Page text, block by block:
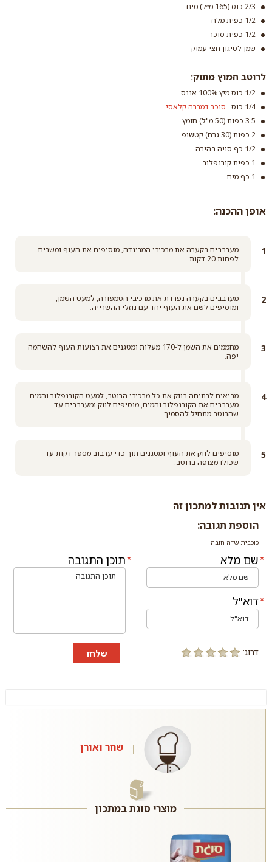
2/3 כוס (165 מ״ל) מים
1/2 כפית מלח
1/2 כפית סוכר
שמן לטיגון חצי עמוק
לרוטב חמוץ מתוק:
1/2 כוס מיץ 100% אננס
1/4 כוס
סוכר דמררה קלאסי
3.5 כפות (50 מ"ל) חומץ
2 כפות (30 גרם) קטשופ
1/2 כף סויה בהירה
1 כפית קורנפלור
1 כף מים
אופן ההכנה:
מערבבים בקערה את מרכיבי המרינדה, מוסיפים את העוף ומשרים
לפחות 20 דקות.
מערבבים בקערה נפרדת את מרכיבי הטמפורה, למעט השמן,
ומוסיפים לשם את העוף יחד עם נוזלי ההשרייה.
מחממים את השמן ל-170 מעלות ומטגנים את רצועות העוף להשחמה
יפה.
מביאים לרתיחה בווק את כל מרכיבי הרוטב, למעט הקורנפלור והמים.
מערבבים את הקורנפלור והמים, מוסיפים לווק ומערבבים עד
שהרוטב מתחיל להסמיך.
מוסיפים לווק את העוף ומטגנים תוך כדי ערבוב מספר דקות עד
שכולו מצופה ברוטב.
אין תגובות למתכון זה
הוספת תגובה:
כוכבית-שדה חובה
שם מלא
דוא"ל
תוכן התגובה
דרוג: שלחו
שחר ואורן
מוצרי סוגת במתכון